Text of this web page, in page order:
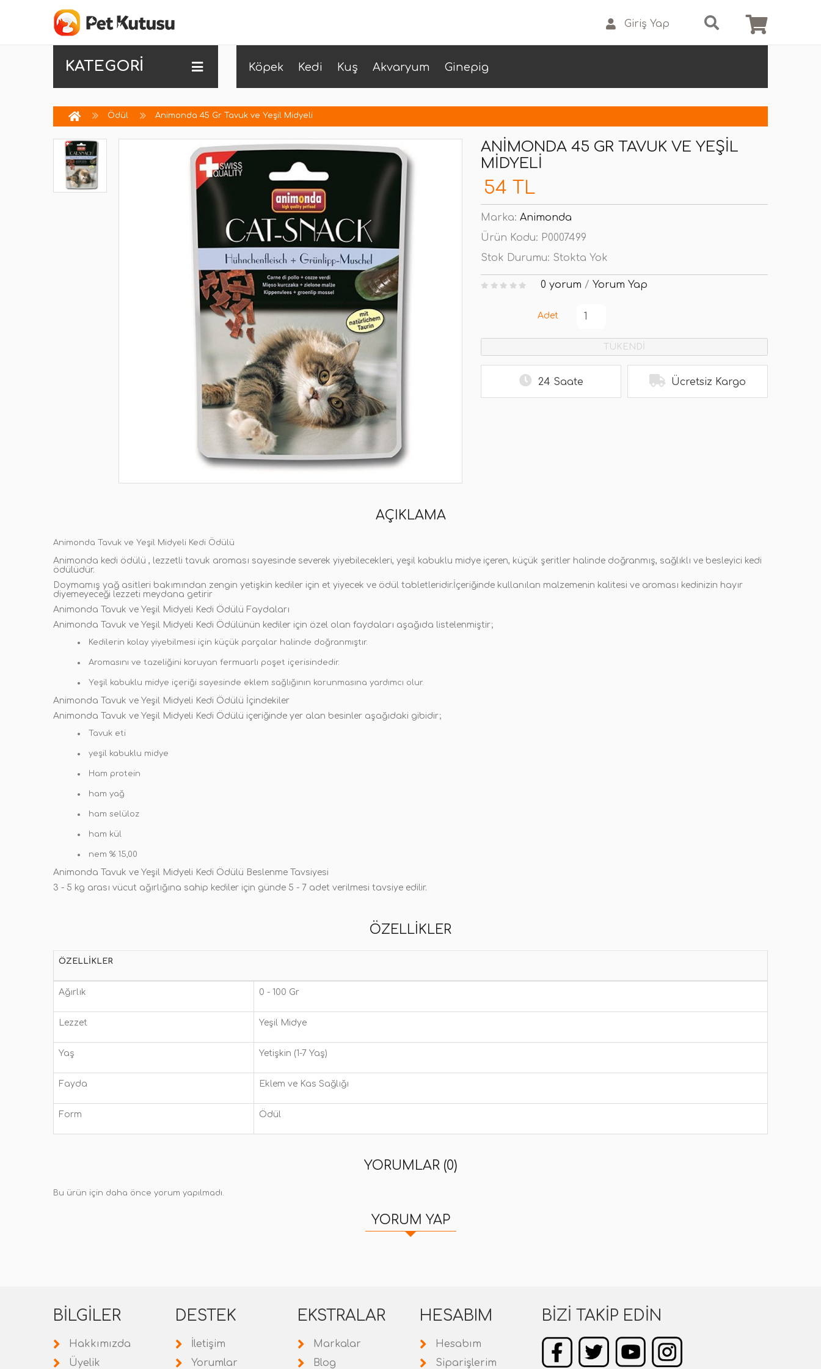
Giriş Yap
KATEGORİ Köpek Kedi Kuş Akvaryum Ginepig
Ödül Animonda 45 Gr Tavuk ve Yeşil Midyeli
ANIMONDA 45 GR TAVUK VE YEŞIL
MIDYELI
54 TL
Marka: Animonda
Ürün Kodu: P0007499
Stok Durumu: Stokta Yok
0 yorum / Yorum Yap
Adet
TÜKENDİ
24 Saate Ücretsiz Kargo
AÇIKLAMA
Animonda Tavuk ve Yeşil Midyeli Kedi Ödülü
Animonda kedi ödülü , lezzetli tavuk aroması sayesinde severek yiyebilecekleri, yeşil kabuklu midye içeren, küçük şeritler halinde doğranmış, sağlıklı ve besleyici kedi
ödülüdür.
Doymamış yağ asitleri bakımından zengin yetişkin kediler için et yiyecek ve ödül tabletleridir.İçeriğinde kullanılan malzemenin kalitesi ve aroması kedinizin hayır
diyemeyeceği lezzeti meydana getirir
Animonda Tavuk ve Yeşil Midyeli Kedi Ödülü Faydaları
Animonda Tavuk ve Yeşil Midyeli Kedi Ödülünün kediler için özel olan faydaları aşağıda listelenmiştir;
Kedilerin kolay yiyebilmesi için küçük parçalar halinde doğranmıştır.
Aromasını ve tazeliğini koruyan fermuarlı poşet içerisindedir.
Yeşil kabuklu midye içeriği sayesinde eklem sağlığının korunmasına yardımcı olur.
Animonda Tavuk ve Yeşil Midyeli Kedi Ödülü İçindekiler
Animonda Tavuk ve Yeşil Midyeli Kedi Ödülü içeriğinde yer alan besinler aşağıdaki gibidir;
Tavuk eti
yeşil kabuklu midye
Ham protein
ham yağ
ham selüloz
ham kül
nem % 15,00
Animonda Tavuk ve Yeşil Midyeli Kedi Ödülü Beslenme Tavsiyesi
3 - 5 kg arası vücut ağırlığına sahip kediler için günde 5 - 7 adet verilmesi tavsiye edilir.
ÖZELLIKLER
ÖZELLIKLER
Ağırlık 0 - 100 Gr
Lezzet Yeşil Midye
Yaş Yetişkin (1-7 Yaş)
Fayda Eklem ve Kas Sağlığı
Form Ödül
YORUMLAR (0)
Bu ürün için daha önce yorum yapılmadı.
YORUM YAP
BILGILER
Hakkımızda
Üyelik
DESTEK
İletişim
Yorumlar
EKSTRALAR
Markalar
Blog
HESABIM
Hesabım
Siparişlerim
BIZI TAKIP EDIN